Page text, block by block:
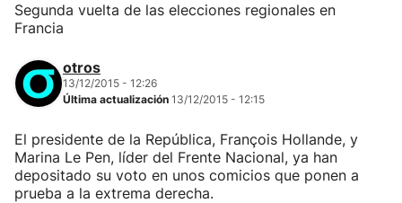
Segunda vuelta de las elecciones regionales en
Francia
otros
13/12/2015 - 12:26
Última actualización 13/12/2015 - 12:15
El presidente de la República, François Hollande, y
Marina Le Pen, líder del Frente Nacional, ya han
depositado su voto en unos comicios que ponen a
prueba a la extrema derecha.